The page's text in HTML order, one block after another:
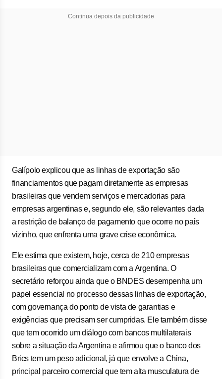
Continua depois da publicidade
Galípolo explicou que as linhas de exportação são
financiamentos que pagam diretamente as empresas
brasileiras que vendem serviços e mercadorias para
empresas argentinas e, segundo ele, são relevantes dada
a restrição de balanço de pagamento que ocorre no país
vizinho, que enfrenta uma grave crise econômica.
Ele estima que existem, hoje, cerca de 210 empresas
brasileiras que comercializam com a Argentina. O
secretário reforçou ainda que o BNDES desempenha um
papel essencial no processo dessas linhas de exportação,
com governança do ponto de vista de garantias e
exigências que precisam ser cumpridas. Ele também disse
que tem ocorrido um diálogo com bancos multilaterais
sobre a situação da Argentina e afirmou que o banco dos
Brics tem um peso adicional, já que envolve a China,
principal parceiro comercial que tem alta musculatura de